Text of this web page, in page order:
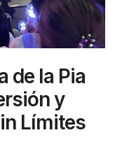
de la Pia
y
Límites